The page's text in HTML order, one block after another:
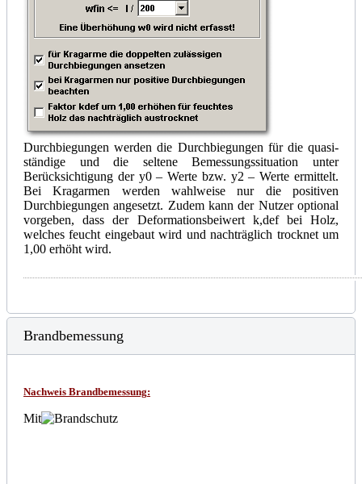
Durchbiegungen werden die Durchbiegungen für die quasi-
ständige und die seltene Bemessungssituation unter
Berücksichtigung der y0 – Werte bzw. y2 – Werte ermittelt.
Bei Kragarmen werden wahlweise nur die positiven
Durchbiegungen angesetzt. Zudem kann der Nutzer optional
vorgeben, dass der Deformationsbeiwert k,def bei Holz,
welches feucht eingebaut wird und nachträglich trocknet um
1,00 erhöht wird.
Brandbemessung
Nachweis Brandbemessung:
Mit